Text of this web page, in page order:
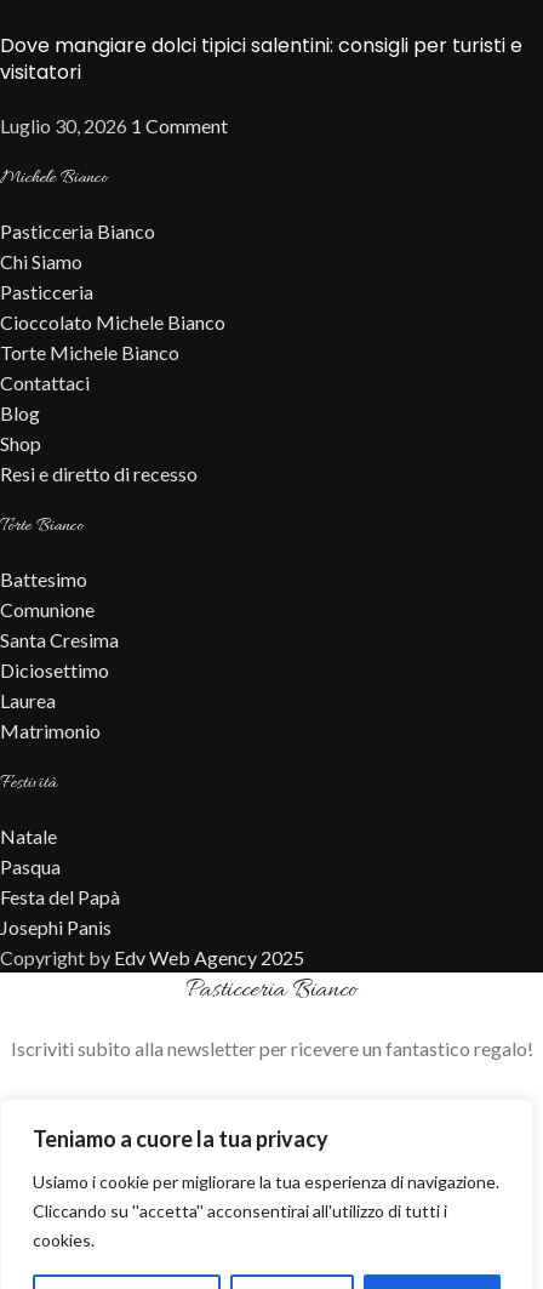
Teniamo a cuore la tua privacy
Usiamo i cookie per migliorare la tua esperienza di navigazione.
Cliccando su ''accetta'' acconsentirai all'utilizzo di tutti i
cookies.
Dove mangiare dolci tipici salentini: consigli per turisti e
visitatori
Luglio 30, 2026 1 Comment
Michele Bianco
Pasticceria Bianco
Chi Siamo
Pasticceria
Cioccolato Michele Bianco
Torte Michele Bianco
Contattaci
Blog
Shop
Resi e diretto di recesso
Torte Bianco
Battesimo
Comunione
Santa Cresima
Diciosettimo
Laurea
Matrimonio
Festività
Natale
Pasqua
Festa del Papà
Josephi Panis
Copyright by Edv Web Agency 2025
Pasticceria Bianco
Iscriviti subito alla newsletter per ricevere un fantastico regalo!
Cerca
Digita per cercare i prodotti di cui hai bisogno
Negozio
Sidebar
Cart